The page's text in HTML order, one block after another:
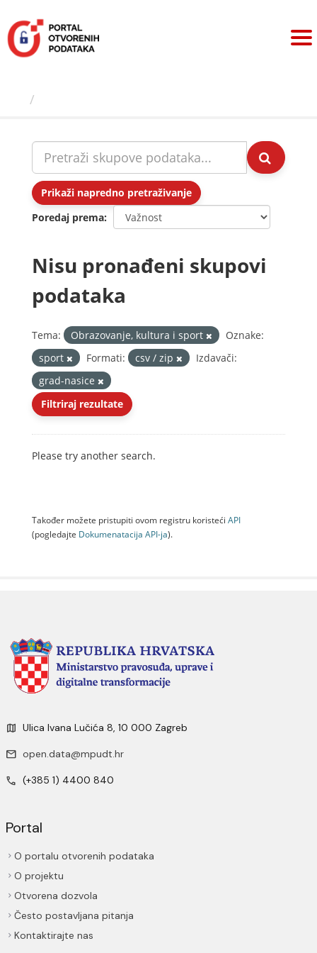
sadržaj
Prikaži napredno pretraživanje
Poredaj prema
Nisu pronađeni skupovi
podataka
Tema: Obrazovanje, kultura i sport
Oznake:
sport
Formati: csv / zip
Izdavači:
grad-nasice
Filtriraj rezultate
Please try another search.
Također možete pristupiti ovom registru koristeći API
(pogledajte Dokumenаtаcijа API-jа).